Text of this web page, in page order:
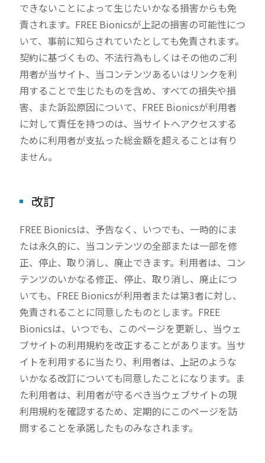
できないことによって生じたいかなる損害からも免
責されます。FREE Bionicsが上記の損害の可能性につ
いて、事前に知らされていたとしても免責されます。
契約に基づくもの、不法行為もしくはその他のご利
用者が当サイト、当コンテンツあるいはリンクを利
用することで生じたものを含め、すべての損失や損
害、また訴訟原因について、FREE Bionicsが利用者
に対して責任を持つのは、当サイトへアクセスする
ために利用者が支払った総金額を超えることは有り
ません。
改訂
FREE Bionicsは、予告なく、いつでも、一時的にま
たは永久的に、当コンテンツの全部または一部を修
正、停止、取り消し、廃止できます。利用者は、コン
テンツのいかなる修正、停止、取り消し、廃止につ
いても、FREE Bionicsが利用者または第3者に対し、
免責されることに同意したものとします。FREE
Bionicsは、いつでも、このページを更新し、当ウェ
ブサイトの利用規約を改正することがあります。当サ
イトを利用するに当たり、利用者は、上記のような
いかなる改訂についても同意したことになります。ま
た利用者は、利用者が守るべき当ウェブサイトの現
利用規約を確認するため、定期的にこのページを訪
問することを承諾したものみなされます。